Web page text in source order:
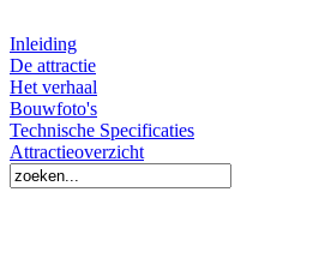
Inleiding
De attractie
Het verhaal
Bouwfoto's
Technische Specificaties
Attractieoverzicht